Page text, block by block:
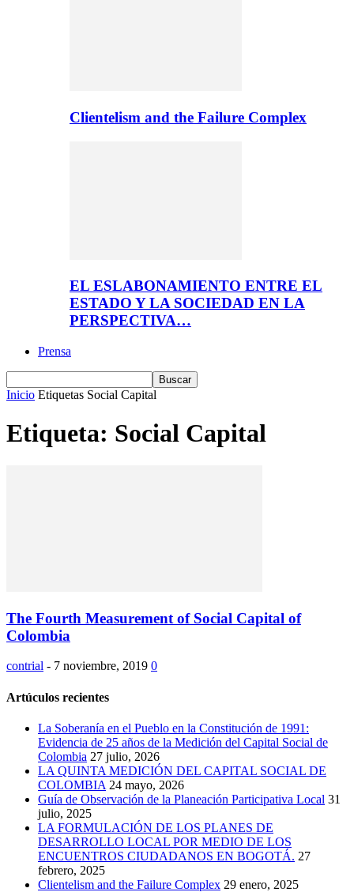
Clientelism and the Failure Complex
EL ESLABONAMIENTO ENTRE EL
ESTADO Y LA SOCIEDAD EN LA
PERSPECTIVA…
Prensa
Inicio Etiquetas Social Capital
Etiqueta: Social Capital
The Fourth Measurement of Social Capital of
Colombia
contrial - 7 noviembre, 2019 0
Artúculos recientes
La Soberanía en el Pueblo en la Constitución de 1991:
Evidencia de 25 años de la Medición del Capital Social de
Colombia 27 julio, 2026
LA QUINTA MEDICIÓN DEL CAPITAL SOCIAL DE
COLOMBIA 24 mayo, 2026
Guía de Observación de la Planeación Participativa Local 31
julio, 2025
LA FORMULACIÓN DE LOS PLANES DE
DESARROLLO LOCAL POR MEDIO DE LOS
ENCUENTROS CIUDADANOS EN BOGOTÁ. 27
febrero, 2025
Clientelism and the Failure Complex 29 enero, 2025